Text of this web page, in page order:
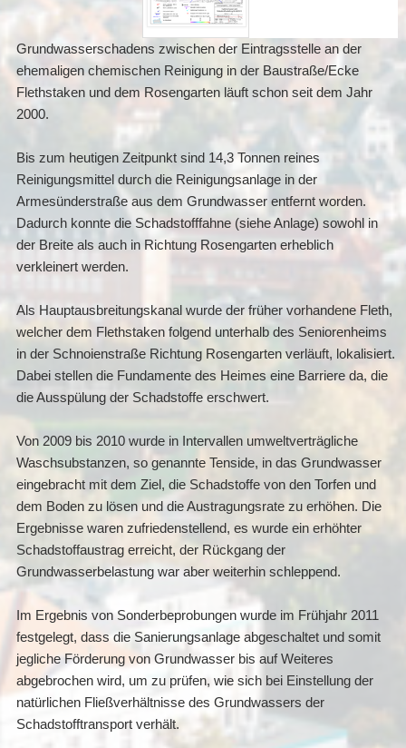
Grundwasserschadens zwischen der Eintragsstelle an der
ehemaligen chemischen Reinigung in der Baustraße/Ecke
Flethstaken und dem Rosengarten läuft schon seit dem Jahr
2000.
Bis zum heutigen Zeitpunkt sind 14,3 Tonnen reines
Reinigungsmittel durch die Reinigungsanlage in der
Armesünderstraße aus dem Grundwasser entfernt worden.
Dadurch konnte die Schadstofffahne (siehe Anlage) sowohl in
der Breite als auch in Richtung Rosengarten erheblich
verkleinert werden.
Als Hauptausbreitungskanal wurde der früher vorhandene Fleth,
welcher dem Flethstaken folgend unterhalb des Seniorenheims
in der Schnoienstraße Richtung Rosengarten verläuft, lokalisiert.
Dabei stellen die Fundamente des Heimes eine Barriere da, die
die Ausspülung der Schadstoffe erschwert.
Von 2009 bis 2010 wurde in Intervallen umweltverträgliche
Waschsubstanzen, so genannte Tenside, in das Grundwasser
eingebracht mit dem Ziel, die Schadstoffe von den Torfen und
dem Boden zu lösen und die Austragungsrate zu erhöhen. Die
Ergebnisse waren zufriedenstellend, es wurde ein erhöhter
Schadstoffaustrag erreicht, der Rückgang der
Grundwasserbelastung war aber weiterhin schleppend.
Im Ergebnis von Sonderbeprobungen wurde im Frühjahr 2011
festgelegt, dass die Sanierungsanlage abgeschaltet und somit
jegliche Förderung von Grundwasser bis auf Weiteres
abgebrochen wird, um zu prüfen, wie sich bei Einstellung der
natürlichen Fließverhältnisse des Grundwassers der
Schadstofftransport verhält.